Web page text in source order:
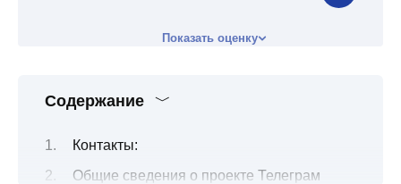
Показать оценку
Содержание
Контакты:
Общие сведения о проекте Телеграм